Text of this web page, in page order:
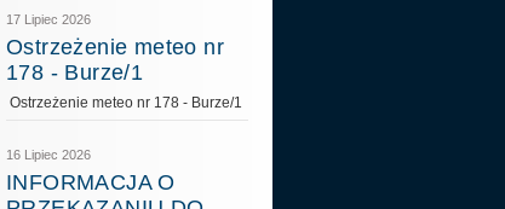
17 Lipiec 2026
Ostrzeżenie meteo nr
178 - Burze/1
Ostrzeżenie meteo nr 178 - Burze/1
16 Lipiec 2026
INFORMACJA O